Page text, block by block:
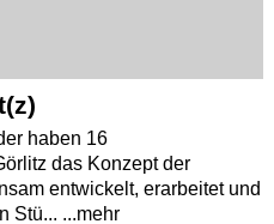
haben 16
das Konzept der
entwickelt, erarbeitet und
Stü... ...mehr